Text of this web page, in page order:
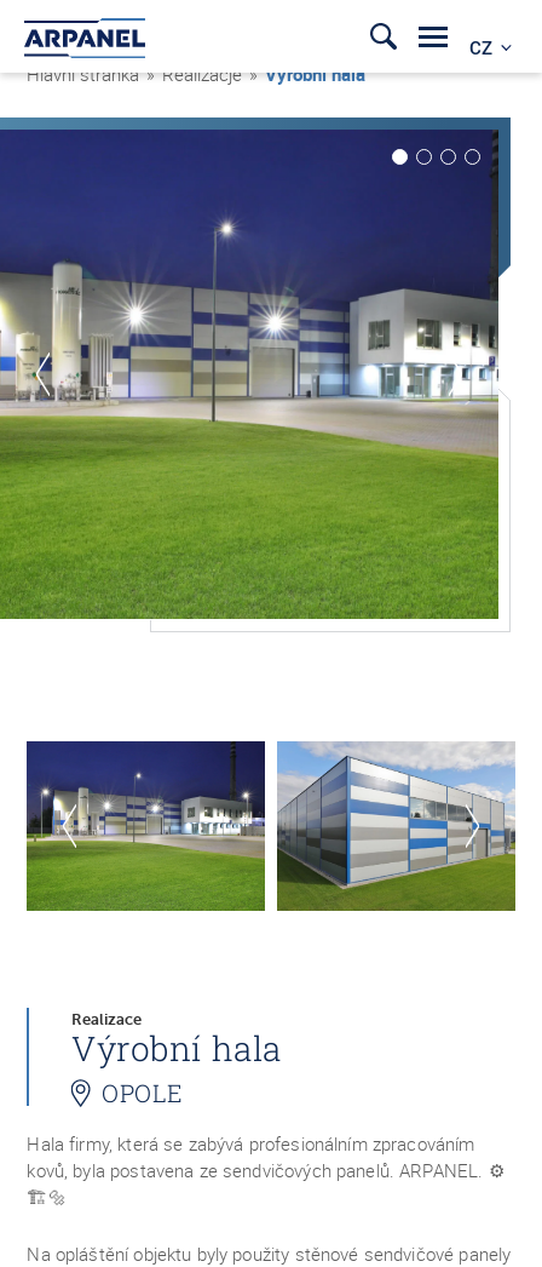
CZ
Hlavní stránka » Realizacje »Výrobní hala
Realizace
Výrobní hala
OPOLE
Hala firmy, která se zabývá profesionálním zpracováním
kovů, byla postavena ze sendvičových panelů. ARPANEL. ⚙️
🏗🔩
Na opláštění objektu byly použity stěnové sendvičové panely